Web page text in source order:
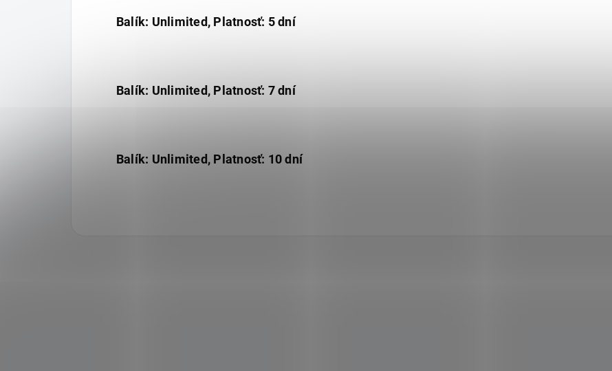
Balík: Unlimited, Platnosť: 5 dní
Balík: Unlimited, Platnosť: 7 dní
Balík: Unlimited, Platnosť: 10 dní